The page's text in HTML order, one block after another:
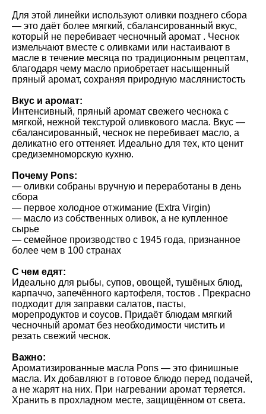
Для этой линейки используют оливки позднего сбора
— это даёт более мягкий, сбалансированный вкус,
который не перебивает чесночный аромат . Чеснок
измельчают вместе с оливками или настаивают в
масле в течение месяца по традиционным рецептам,
благодаря чему масло приобретает насыщенный
пряный аромат, сохраняя природную маслянистость
Вкус и аромат:
Интенсивный, пряный аромат свежего чеснока с
мягкой, нежной текстурой оливкового масла. Вкус —
сбалансированный, чеснок не перебивает масло, а
деликатно его оттеняет. Идеально для тех, кто ценит
средиземноморскую кухню.
Почему Pons:
— оливки собраны вручную и переработаны в день
сбора
— первое холодное отжимание (Extra Virgin)
— масло из собственных оливок, а не купленное
сырье
— семейное производство с 1945 года, признанное
более чем в 100 странах
С чем едят:
Идеально для рыбы, супов, овощей, тушёных блюд,
карпаччо, запечённого картофеля, тостов . Прекрасно
подходит для заправки салатов, пасты,
морепродуктов и соусов. Придаёт блюдам мягкий
чесночный аромат без необходимости чистить и
резать свежий чеснок.
Важно:
Ароматизированные масла Pons — это финишные
масла. Их добавляют в готовое блюдо перед подачей,
а не жарят на них. При нагревании аромат теряется.
Хранить в прохладном месте, защищённом от света.